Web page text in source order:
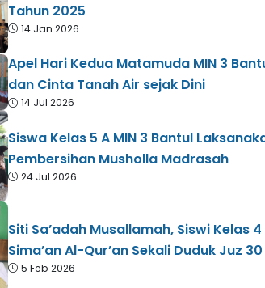
Tahun 2025
14 Jan 2026
Apel Hari Kedua Matamuda MIN 3
dan Cinta Tanah Air sejak Dini
14 Jul 2026
Siswa Kelas 5 A MIN 3 Bantul
Pembersihan Musholla Madrasah
24 Jul 2026
​Siti Sa’adah Musallamah, Siswi Kelas
Sima’an Al-Qur’an Sekali Duduk Juz 30
5 Feb 2026